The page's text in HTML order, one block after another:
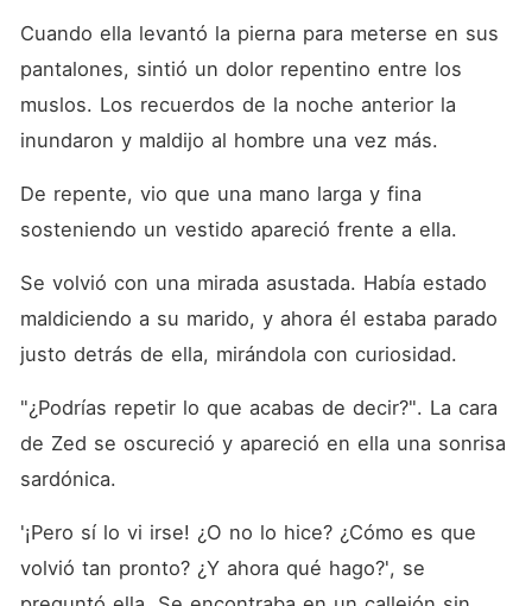
Cuando ella levantó la pierna para meterse en sus
pantalones, sintió un dolor repentino entre los
muslos. Los recuerdos de la noche anterior la
inundaron y maldijo al hombre una vez más.
De repente, vio que una mano larga y fina
sosteniendo un vestido apareció frente a ella.
Se volvió con una mirada asustada. Había estado
maldiciendo a su marido, y ahora él estaba parado
justo detrás de ella, mirándola con curiosidad.
"¿Podrías repetir lo que acabas de decir?". La cara
de Zed se oscureció y apareció en ella una sonrisa
sardónica.
'¡Pero sí lo vi irse! ¿O no lo hice? ¿Cómo es que
volvió tan pronto? ¿Y ahora qué hago?', se